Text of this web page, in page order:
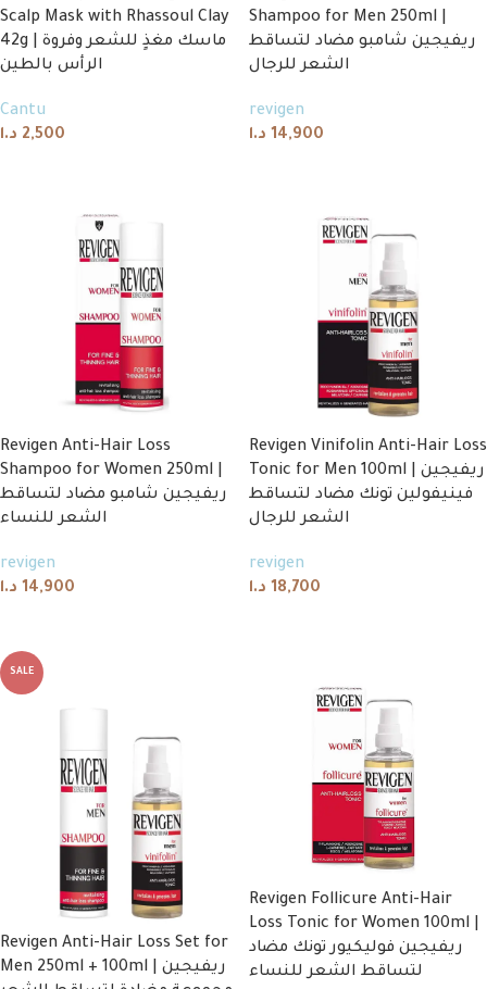
Scalp Mask with Rhassoul Clay
42g | ماسك مغذٍ للشعر وفروة
الرأس بالطين
Cantu
2,500 د.ا
Shampoo for Men 250ml |
ريفيجين شامبو مضاد لتساقط
الشعر للرجال
revigen
14,900 د.ا
Revigen Anti-Hair Loss
Shampoo for Women 250ml |
ريفيجين شامبو مضاد لتساقط
الشعر للنساء
revigen
14,900 د.ا
Revigen Vinifolin Anti-Hair Loss
Tonic for Men 100ml | ريفيجين
فينيفولين تونك مضاد لتساقط
الشعر للرجال
revigen
18,700 د.ا
SALE
Revigen Anti-Hair Loss Set for
Men 250ml + 100ml | ريفيجين
Revigen Follicure Anti-Hair
Loss Tonic for Women 100ml |
ريفيجين فوليكيور تونك مضاد
لتساقط الشعر للنساء